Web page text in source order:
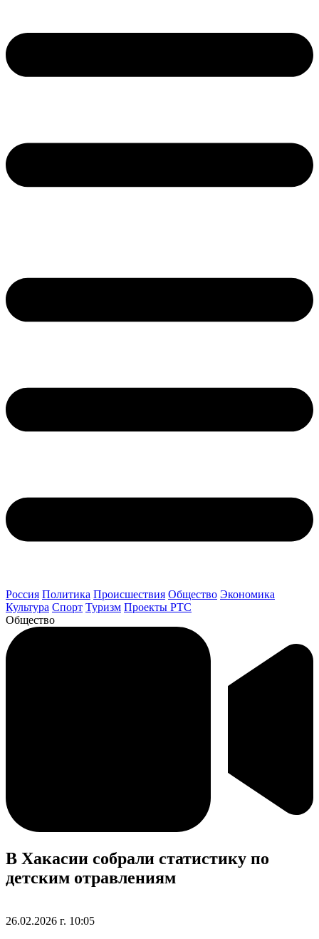
Россия Политика Происшествия Общество Экономика
Культура Спорт Туризм Проекты РТС
Общество
В Хакасии собрали статистику по
детским отравлениям
26.02.2026 г. 10:05